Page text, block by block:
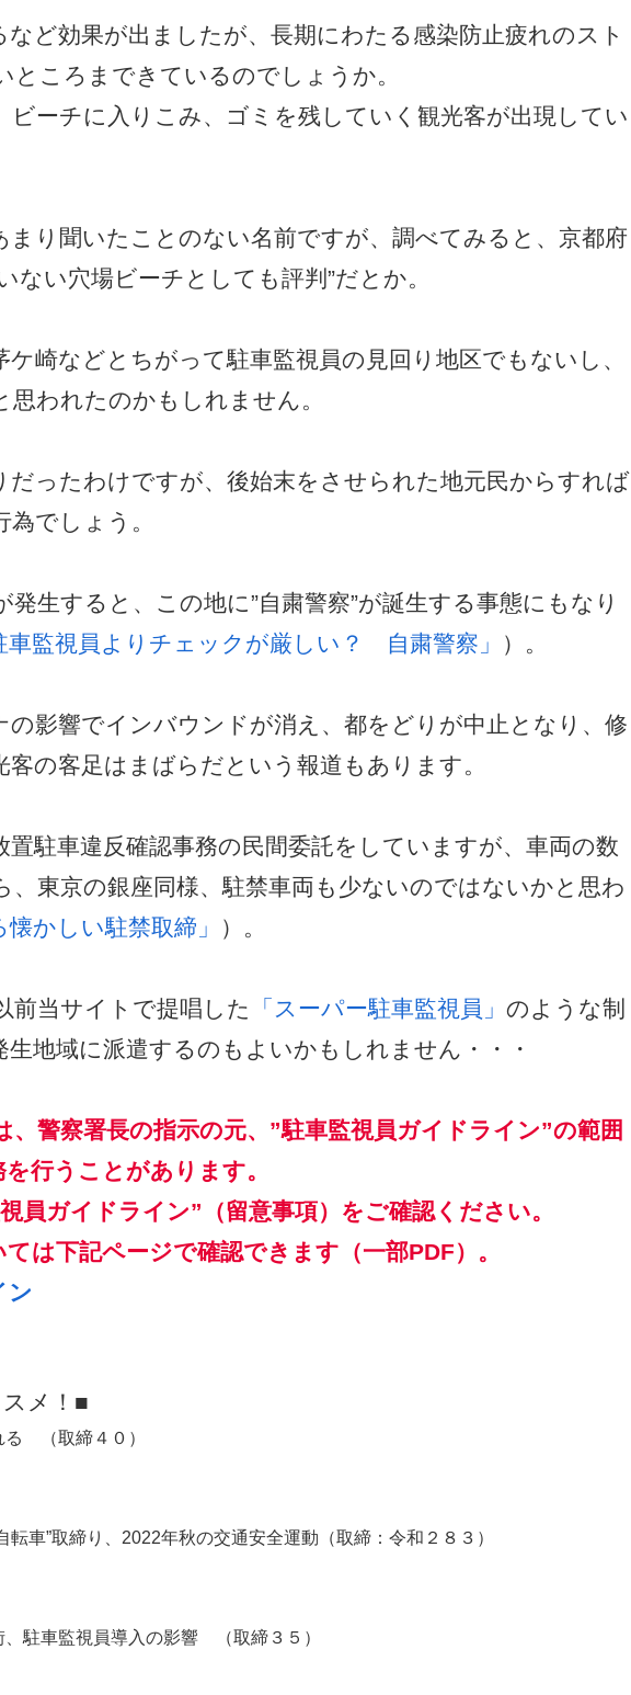
ど効果が出ましたが、長期にわたる感染防止疲れのスト
ところまできているのでしょうか。
ビーチに入りこみ、ゴミを残していく観光客が出現してい
まり聞いたことのない名前ですが、調べてみると、京都府
ない穴場ビーチとしても評判”だとか。
崎などとちがって駐車監視員の見回り地区でもないし、
われたのかもしれません。
だったわけですが、後始末をさせられた地元民からすれば
でしょう。
生すると、この地に”自粛警察”が誕生する事態にもなり
車監視員よりチェックが厳しい？ 自粛警察」 ）。
の影響でインバウンドが消え、都をどりが中止となり、修
の客足はまばらだという報道もあります。
置駐車違反確認事務の民間委託をしていますが、車両の数
、東京の銀座同様、駐禁車両も少ないのではないかと思わ
懐かしい駐禁取締」 ）。
前当サイトで提唱した 「スーパー駐車監視員」 のような制
生地域に派遣するのもよいかもしれません・・・
警察署長の指示の元、”駐車監視員ガイドライン”の範囲
行うことがあります。
員ガイドライン” （留意事項）をご確認ください。
ては下記ページで確認できます（一部PDF）。
ン
メ！■
る （取締４０）
転車”取締り、2022年秋の交通安全運動（取締：令和２８３）
、駐車監視員導入の影響 （取締３５）